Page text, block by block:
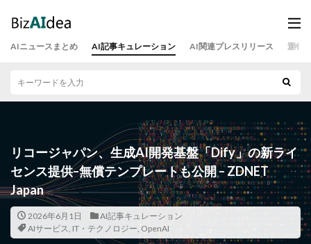
AIニュースまとめ AI記事キュレーション AI関連プレスリリース 運営
リコージャパン、生成AI開発基盤「Dify」の新ライ
センス提供–無償テンプレートも公開 – ZDNET
Japan
2026年6月1日
AI記事キュレーション
AIサービス, IT・テクノロジー, OpenAI